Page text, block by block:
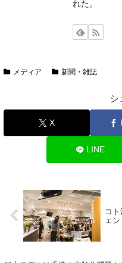
れた。
メディア 新聞・雑誌
シ
X
LINE
コ
ェ